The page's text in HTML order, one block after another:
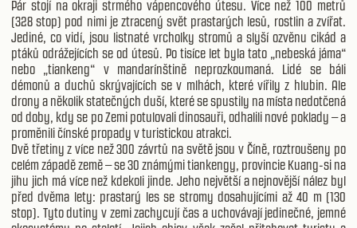
Pár stojí na okraji strmého vápencového útesu. Více než 100 metrů
(328 stop) pod nimi je ztracený svět prastarých lesů, rostlin a zvířat.
Jediné, co vidí, jsou listnaté vrcholky stromů a slyší ozvěnu cikád a
ptáků odrážejících se od útesů. Po tisíce let byla tato „nebeská jáma“
nebo „tiankeng“ v mandarínštině neprozkoumaná. Lidé se báli
démonů a duchů skrývajících se v mlhách, které vířily z hlubin. Ale
drony a několik statečných duší, které se spustily na místa nedotčená
od doby, kdy se po Zemi potulovali dinosauři, odhalili nové poklady – a
proměnili čínské propady v turistickou atrakci.
Dvě třetiny z více než 300 závrtů na světě jsou v Číně, roztroušeny po
celém západě země – se 30 známými tiankengy, provincie Kuang-si na
jihu jich má více než kdekoli jinde. Jeho největší a nejnovější nález byl
před dvěma lety: prastarý les se stromy dosahujícími až 40 m (130
stop). Tyto dutiny v zemi zachycují čas a uchovávají jedinečné, jemné